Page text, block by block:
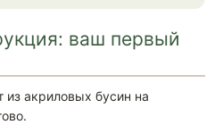
ваш первый
акриловых бусин на